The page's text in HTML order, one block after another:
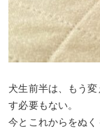
犬生前半は、もう
す必要もない。
今とこれからをぬく